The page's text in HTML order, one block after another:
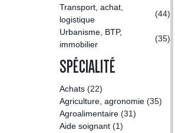
Transport, achat,
logistique
(44)
Urbanisme, BTP,
immobilier
(35)
SPÉCIALITÉ
Achats (22)
Agriculture, agronomie (35)
Agroalimentaire (31)
Aide soignant (1)